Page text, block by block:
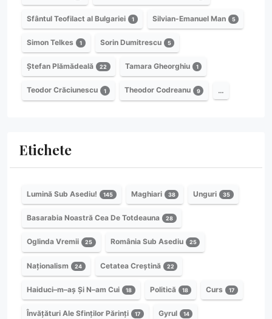
Sfântul Teofilact al Bulgariei 1 Silvian-Emanuel Man 5
Simon Telkes 1 Sorin Dumitrescu 5
Ștefan Plămădeală 22 Tamara Gheorghiu 1
Teodor Crăciunescu 1 Theodor Codreanu 9 …
Etichete
Lumină Sub Asediu! 145 Maghiari 38 Unguri 35
Basarabia Noastră Cea De Totdeauna 28
Oglinda Vremii 25 România Sub Asediu 25
Naționalism 24 Cetatea Creștină 22
Haiduci–m–aș Și N–am Cui 18 Politică 18 Curs 17
Învățături Ale Sfinților Părinți 17 Gyrul 14